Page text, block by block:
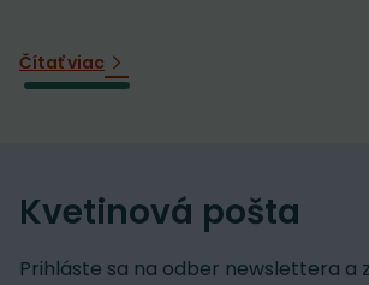
Čítať viac
Kvetinová pošta
Prihláste sa na odber newslettera a